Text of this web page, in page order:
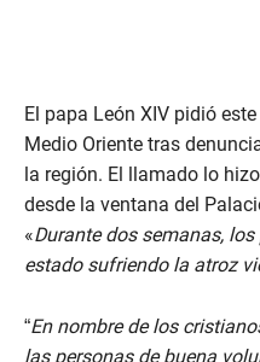
El papa León XIV pidió
Medio Oriente tras
la región. El llamado lo
desde la ventana del
«Durante dos semanas,
estado sufriendo la atroz
“En nombre de los
las personas de buena